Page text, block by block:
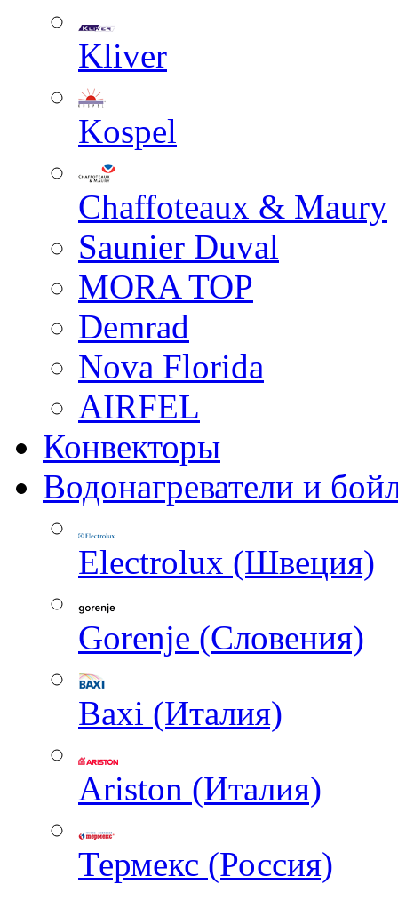
Kliver
Kospel
Chaffoteaux & Maury
Saunier Duval
MORA TOP
Demrad
Nova Florida
AIRFEL
Конвекторы
Водонагреватели и
Electrolux (Швеция)
Gorenje (Словения)
Baxi (Италия)
Ariston (Италия)
Термекс (Россия)